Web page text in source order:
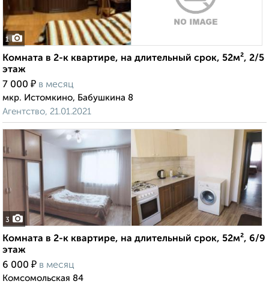
1
Комната в 2-к квартире, на длительный срок, 52м², 2/5
этаж
7 000 ₽ в месяц
мкр. Истомкино, Бабушкина 8
Агентство, 21.01.2021
3
Комната в 2-к квартире, на длительный срок, 52м², 6/9
этаж
6 000 ₽ в месяц
Комсомольская 84